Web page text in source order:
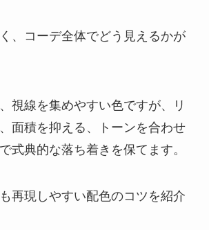
、コーデ全体でどう見えるかが
視線を集めやすい色ですが、リ
面積を抑える、トーンを合わせ
式典的な落ち着きを保てます。
再現しやすい配色のコツを紹介